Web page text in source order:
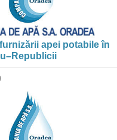
apei potabile în